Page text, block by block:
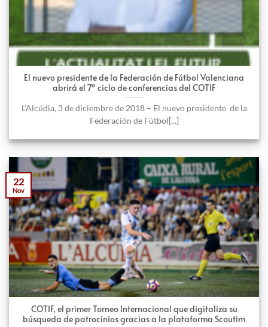
El nuevo presidente de la Federación de Fútbol Valenciana
abrirá el 7º ciclo de conferencias del COTIF
L’Alcúdia, 3 de diciembre de 2018 – El nuevo presidente de la
Federación de Fútbol[...]
COTIF, el primer Torneo Internacional que digitaliza su
búsqueda de patrocinios gracias a la plataforma Scoutim
22
Nov